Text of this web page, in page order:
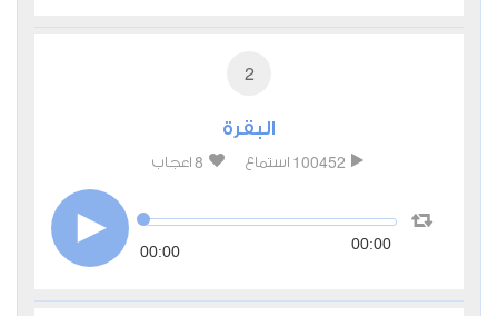
2
البقرة
100452 استماع 8 اعجاب
00:00 00:00